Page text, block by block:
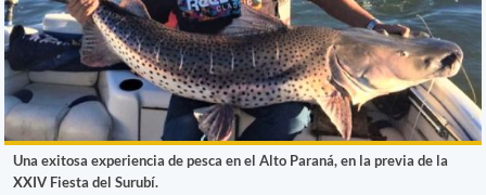
Una exitosa experiencia de pesca en el Alto Paraná, en la previa de la
XXIV Fiesta del Surubí.